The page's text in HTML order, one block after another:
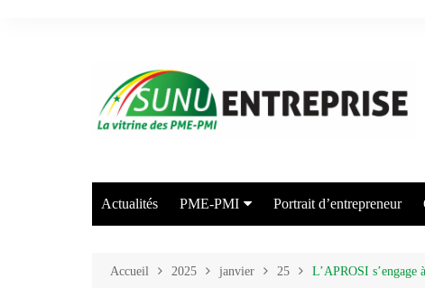
Actualités PME-PMI
Commerce
Portrait d’entrepreneur
Accueil 2025 janvier 25 L’APROSI s’engage